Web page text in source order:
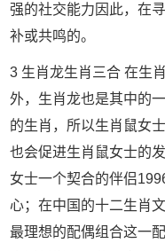
强的社交能力因此，在
补或共鸣的。
3 生肖龙生肖三合 在生
外，生肖龙也是其中的
的生肖，所以生肖鼠女
也会促进生肖鼠女士的
女士一个契合的伴侣
心；在中国的十二生肖
最理想的配偶组合这一